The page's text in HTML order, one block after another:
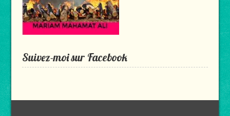
Suivez-moi sur Facebook